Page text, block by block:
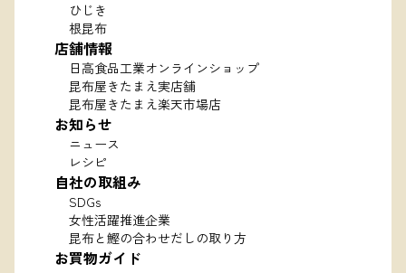
ひじき
根昆布
店舗情報
日高食品工業オンラインショップ
昆布屋きたまえ実店舗
昆布屋きたまえ楽天市場店
お知らせ
ニュース
レシピ
自社の取組み
SDGs
女性活躍推進企業
昆布と鰹の合わせだしの取り方
お買物ガイド